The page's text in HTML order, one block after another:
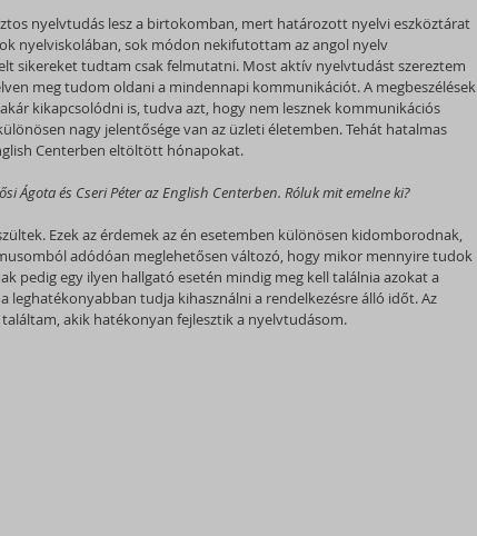
nyelvtudás lesz a birtokomban, mert határozott nyelvi eszköztárat
nyelviskolában, sok módon nekifutottam az angol nyelv
sikereket tudtam csak felmutatni. Most aktív nyelvtudást szereztem
meg tudom oldani a mindennapi kommunikációt. A megbeszélések
kikapcsolódni is, tudva azt, hogy nem lesznek kommunikációs
nagy jelentősége van az üzleti életemben. Tehát hatalmas
Centerben eltöltött hónapokat.
Ágota és Cseri Péter az English Centerben. Róluk mit emelne ki?
Ezek az érdemek az én esetemben különösen kidomborodnak,
adódóan meglehetősen változó, hogy mikor mennyire tudok
pedig egy ilyen hallgató esetén mindig meg kell találnia azokat a
leghatékonyabban tudja kihasználni a rendelkezésre álló időt. Az
akik hatékonyan fejlesztik a nyelvtudásom.